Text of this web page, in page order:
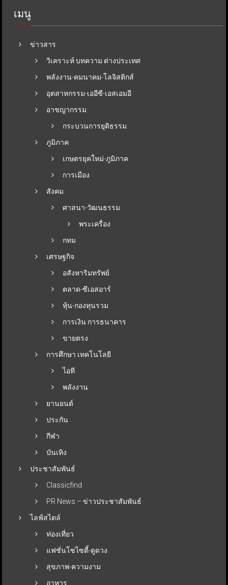
เมนู
ข่าวสาร
วิเคราะห์ บทความ ต่างประเทศ
พลังงาน-คมนาคม-โลจิสติกส์
อุตสาหกรรม-เออีซี-เอสเอมอี
อาชญากรรม
กระบวนการยุติธรรม
ภูมิภาค
เกษตรยุคใหม่-ภูมิภาค
การเมือง
สังคม
ศาสนา-วัฒนธรรม
พระเครื่อง
กทม
เศรษฐกิจ
อสังหาริมทรัพย์
ตลาด-ซีเอสอาร์
หุ้น-กองทุนรวม
การเงิน การธนาคาร
ขายตรง
การศึกษา เทคโนโลยี
ไอที
พลังงาน
ยานยนต์
ประกัน
กีฬา
บันเทิง
ประชาสัมพันธ์
Classicfind
PR News – ข่าวประชาสัมพันธ์
ไลฟ์สไตล์
ท่องเที่ยว
แฟชั่นโซไซตี้-ดูดวง
สุขภาพ-ความงาม
อาหาร